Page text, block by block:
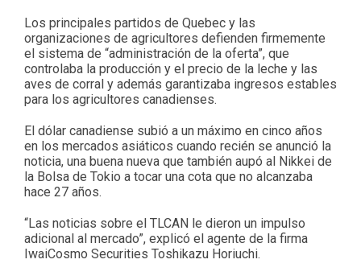
Los principales partidos de Quebec y las
organizaciones de agricultores defienden firmemente
el sistema de “administración de la oferta”, que
controlaba la producción y el precio de la leche y las
aves de corral y además garantizaba ingresos estables
para los agricultores canadienses.
El dólar canadiense subió a un máximo en cinco años
en los mercados asiáticos cuando recién se anunció la
noticia, una buena nueva que también aupó al Nikkei de
la Bolsa de Tokio a tocar una cota que no alcanzaba
hace 27 años.
“Las noticias sobre el TLCAN le dieron un impulso
adicional al mercado”, explicó el agente de la firma
IwaiCosmo Securities Toshikazu Horiuchi.